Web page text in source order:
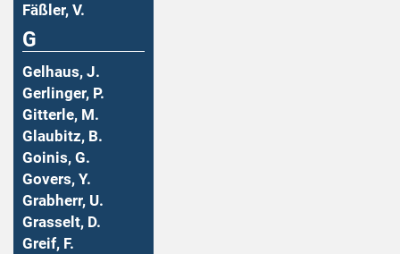
Fäßler, V.
G
Gelhaus, J.
Gerlinger, P.
Gitterle, M.
Glaubitz, B.
Goinis, G.
Govers, Y.
Grabherr, U.
Grasselt, D.
Greif, F.